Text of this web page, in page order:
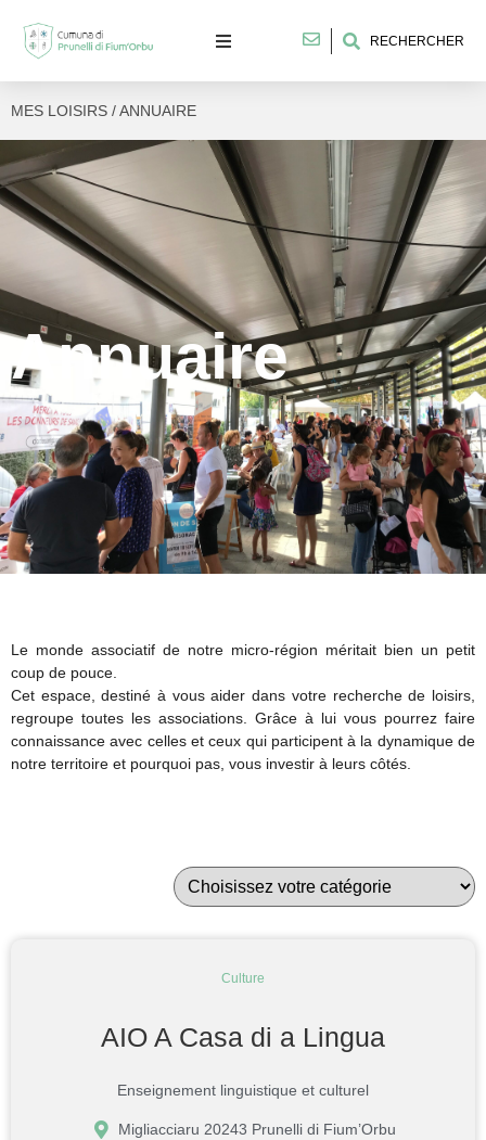
RECHERCHER
MES LOISIRS / ANNUAIRE
Annuaire
Le monde associatif de notre micro-région méritait bien un petit
coup de pouce.
Cet espace, destiné à vous aider dans votre recherche de loisirs,
regroupe toutes les associations. Grâce à lui vous pourrez faire
connaissance avec celles et ceux qui participent à la dynamique de
notre territoire et pourquoi pas, vous investir à leurs côtés.
Culture
AIO A Casa di a Lingua
Enseignement linguistique et culturel
Migliacciaru 20243 Prunelli di Fium’Orbu